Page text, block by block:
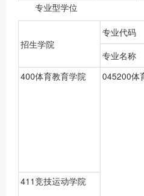
专业型学位
招生学院
专业代码
专业名称
400体育教育学院
045200体
411竞技运动学院